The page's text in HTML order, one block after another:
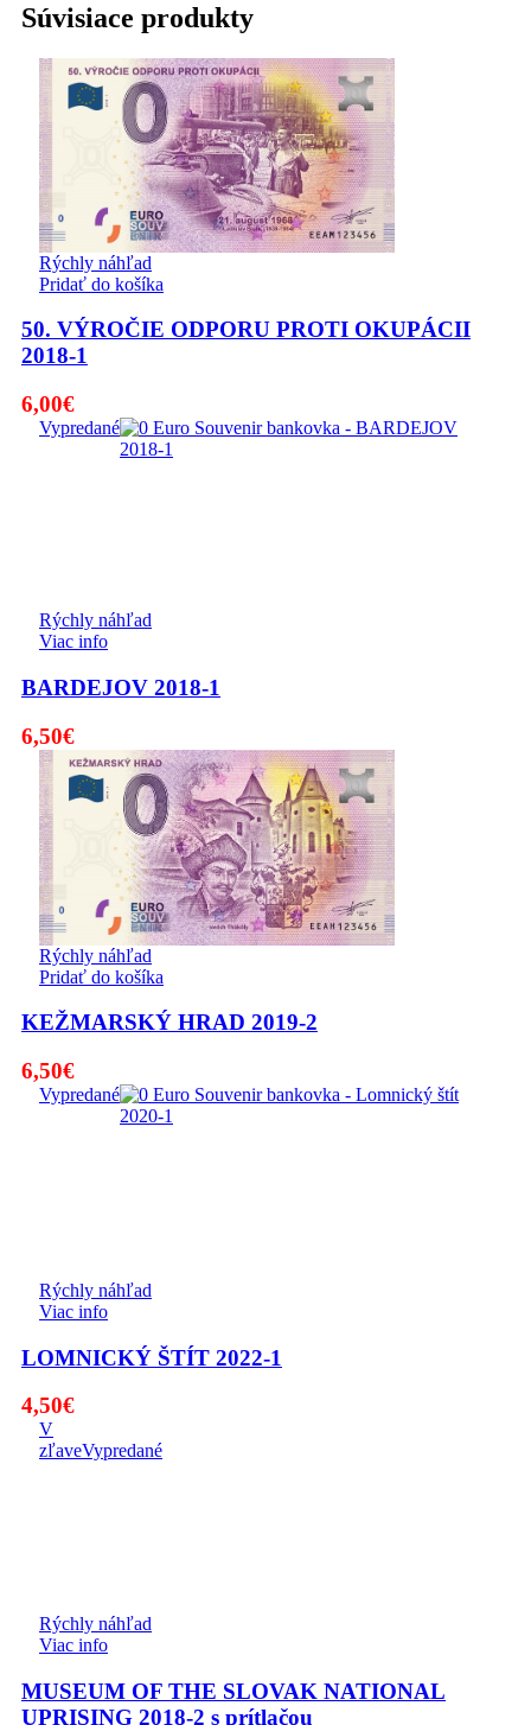
Súvisiace produkty
Rýchly náhľad
Pridať do košíka
50. VÝROČIE ODPORU PROTI OKUPÁCII
2018-1
6,00€
Vypredané
Rýchly náhľad
Viac info
BARDEJOV 2018-1
6,50€
Rýchly náhľad
Pridať do košíka
KEŽMARSKÝ HRAD 2019-2
6,50€
Vypredané
Rýchly náhľad
Viac info
LOMNICKÝ ŠTÍT 2022-1
4,50€
V
zľaveVypredané
Rýchly náhľad
Viac info
MUSEUM OF THE SLOVAK NATIONAL
UPRISING 2018-2 s prítlačou